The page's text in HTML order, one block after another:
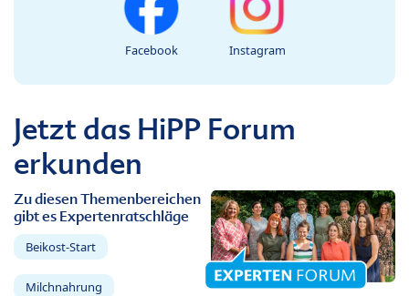
Facebook Instagram
Jetzt das HiPP Forum
erkunden
Zu diesen Themenbereichen
gibt es Expertenratschläge
Beikost-Start
Milchnahrung